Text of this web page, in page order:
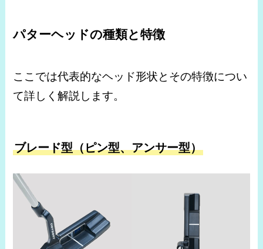
パターヘッドの種類と特徴
ここでは代表的なヘッド形状とその特徴につい
て詳しく解説します。
ブレード型（ピン型、アンサー型）